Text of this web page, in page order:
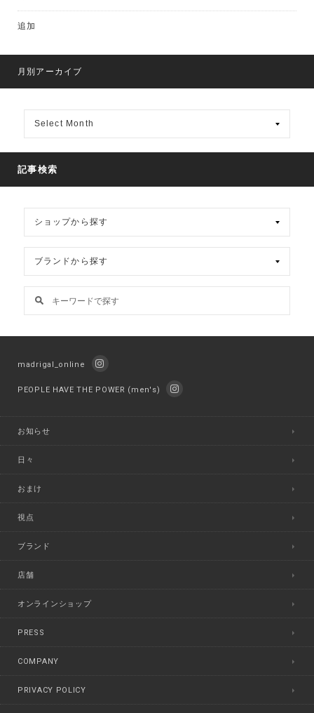
追加
月別アーカイブ
ア
イ
ブ
記事検索
madrigal_online
PEOPLE HAVE THE POWER (men's)
お知らせ
日々
おまけ
視点
ブランド
店舗
オンラインショップ
PRESS
COMPANY
PRIVACY POLICY